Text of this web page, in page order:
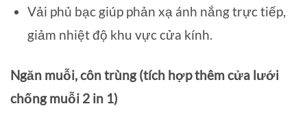
Vải phủ bạc giúp phản xạ ánh nắng trực tiếp,
giảm nhiệt độ khu vực cửa kính.
Ngăn muỗi, côn trùng (tích hợp thêm cửa lưới
chống muỗi 2 in 1)